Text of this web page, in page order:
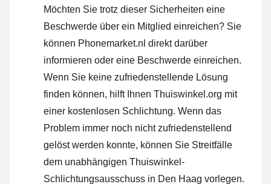
Möchten Sie trotz dieser Sicherheiten eine
Beschwerde über ein Mitglied einreichen? Sie
können Phonemarket.nl direkt darüber
informieren oder eine Beschwerde einreichen.
Wenn Sie keine zufriedenstellende Lösung
finden können, hilft Ihnen Thuiswinkel.org mit
einer kostenlosen Schlichtung. Wenn das
Problem immer noch nicht zufriedenstellend
gelöst werden konnte, können Sie Streitfälle
dem unabhängigen Thuiswinkel-
Schlichtungsausschuss in Den Haag vorlegen.